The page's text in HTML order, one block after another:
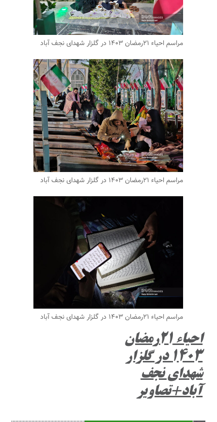
مراسم احیاء ۲۱رمضان ۱۴۰۳ در گلزار شهدای نجف آباد
مراسم احیاء ۲۱رمضان ۱۴۰۳ در گلزار شهدای نجف آباد
مراسم احیاء ۲۱رمضان ۱۴۰۳ در گلزار شهدای نجف آباد
احیاء ۲۱رمضان
۱۴۰۳ در گلزار
شهدای نجف
آباد+تصاویر